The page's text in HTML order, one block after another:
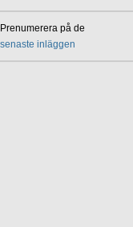
Prenumerera på de
senaste inläggen